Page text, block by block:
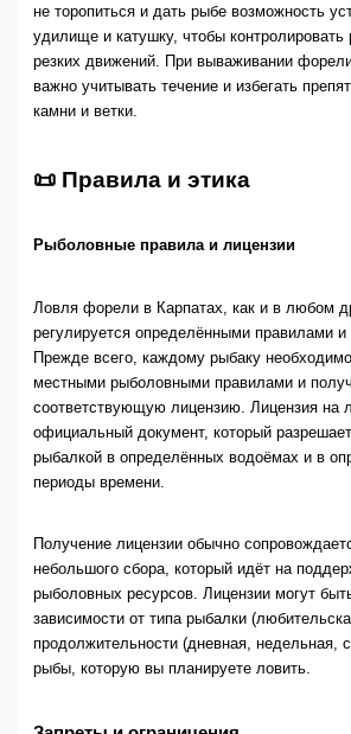
не торопиться и дать рыбе возможность
удилище и катушку, чтобы контролировать
резких движений. При вываживании
важно учитывать течение и избегать
камни и ветки.
📜 Правила и этика
Рыболовные правила и лицензии
Ловля форели в Карпатах, как и в любом
регулируется определёнными правилами и
Прежде всего, каждому рыбаку
местными рыболовными правилами и
соответствующую лицензию. Лицензия
официальный документ, который
рыбалкой в определённых водоёмах и в
периоды времени.
Получение лицензии обычно
небольшого сбора, который идёт на
рыболовных ресурсов. Лицензии могут
зависимости от типа рыбалки
продолжительности (дневная, недельная,
рыбы, которую вы планируете ловить.